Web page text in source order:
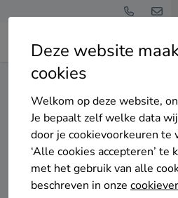
Deze website
cookies
Welkom op deze website,
Je bepaalt zelf welke data
door je cookievoorkeuren te
‘Alle cookies accepteren’ te
met het gebruik van alle
beschreven in onze
Home Spouwmuurisolatie
Krimpen aan den IJssel
Gratis en
Top 20 spouwmuurisolatie
specialisten in